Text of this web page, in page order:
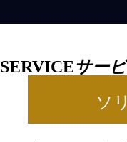
SERVICEサー
ソ